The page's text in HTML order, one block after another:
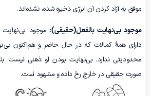
موفق به آزاد کردن آن انرژی ذخیره شده، نشده‌اند.
موجود بی‌نهایت بالفعل(حقیقی): موجود
دارای همۀ کمالات که در حال حاضر و هم‌اکنون
محدودیتی ندارد. بی‌نهایت بودن او ذهنی نیست؛
صورت حقیقی در خارج رخ داده و مشهود است.